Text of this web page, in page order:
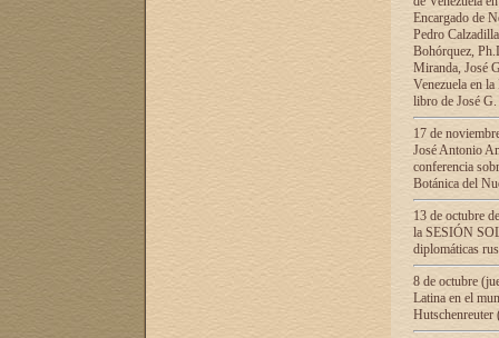
Encargado de
Pedro
Bohórquez,
Miranda, José
Venezuela en
libro de José
17 de
José Antonio
conferencia
Botánica del
13 de octubre
la SESIÓN
diplomáticas
8 de octubre
Latina en el